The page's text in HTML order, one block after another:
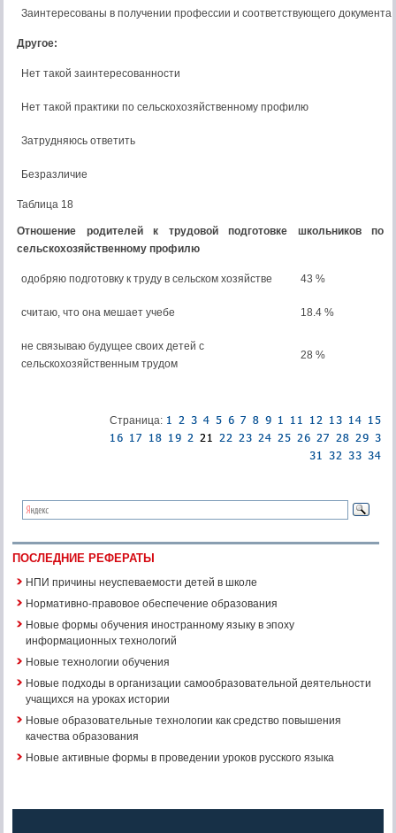
Заинтересованы в получении профессии и соответствующего документа
Другое:
Нет такой заинтересованности
Нет такой практики по сельскохозяйственному профилю
Затрудняюсь ответить
Безразличие
Таблица 18
Отношение родителей к трудовой подготовке школьников по
сельскохозяйственному профилю
одобряю подготовку к труду в сельском хозяйстве 43 %
считаю, что она мешает учебе 18.4 %
не связываю будущее своих детей с
сельскохозяйственным трудом
28 %
Страница:
ПОСЛЕДНИЕ РЕФЕРАТЫ
НПИ причины неуспеваемости детей в школе
Нормативно-правовое обеспечение образования
Новые формы обучения иностранному языку в эпоху
информационных технологий
Новые технологии обучения
Новые подходы в организации самообразовательной деятельности
учащихся на уроках истории
Новые образовательные технологии как средство повышения
качества образования
Новые активные формы в проведении уроков русского языка